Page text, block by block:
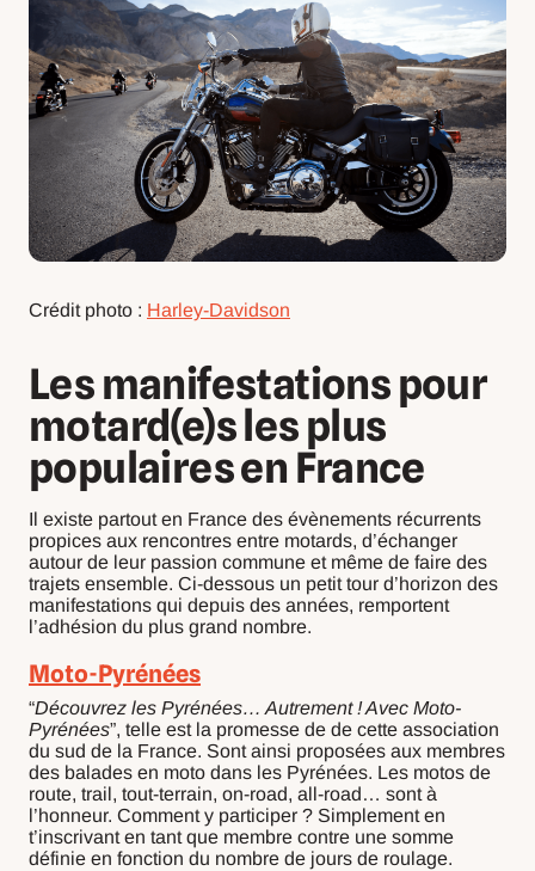
Crédit photo : Harley-Davidson
Les manifestations pour
motard(e)s les plus
populaires en France
Il existe partout en France des évènements récurrents
propices aux rencontres entre motards, d’échanger
autour de leur passion commune et même de faire des
trajets ensemble. Ci-dessous un petit tour d’horizon des
manifestations qui depuis des années, remportent
l’adhésion du plus grand nombre.
Moto-Pyrénées
“Découvrez les Pyrénées… Autrement ! Avec Moto-
Pyrénées”, telle est la promesse de de cette association
du sud de la France. Sont ainsi proposées aux membres
des balades en moto dans les Pyrénées. Les motos de
route, trail, tout-terrain, on-road, all-road… sont à
l’honneur. Comment y participer ? Simplement en
t’inscrivant en tant que membre contre une somme
définie en fonction du nombre de jours de roulage.